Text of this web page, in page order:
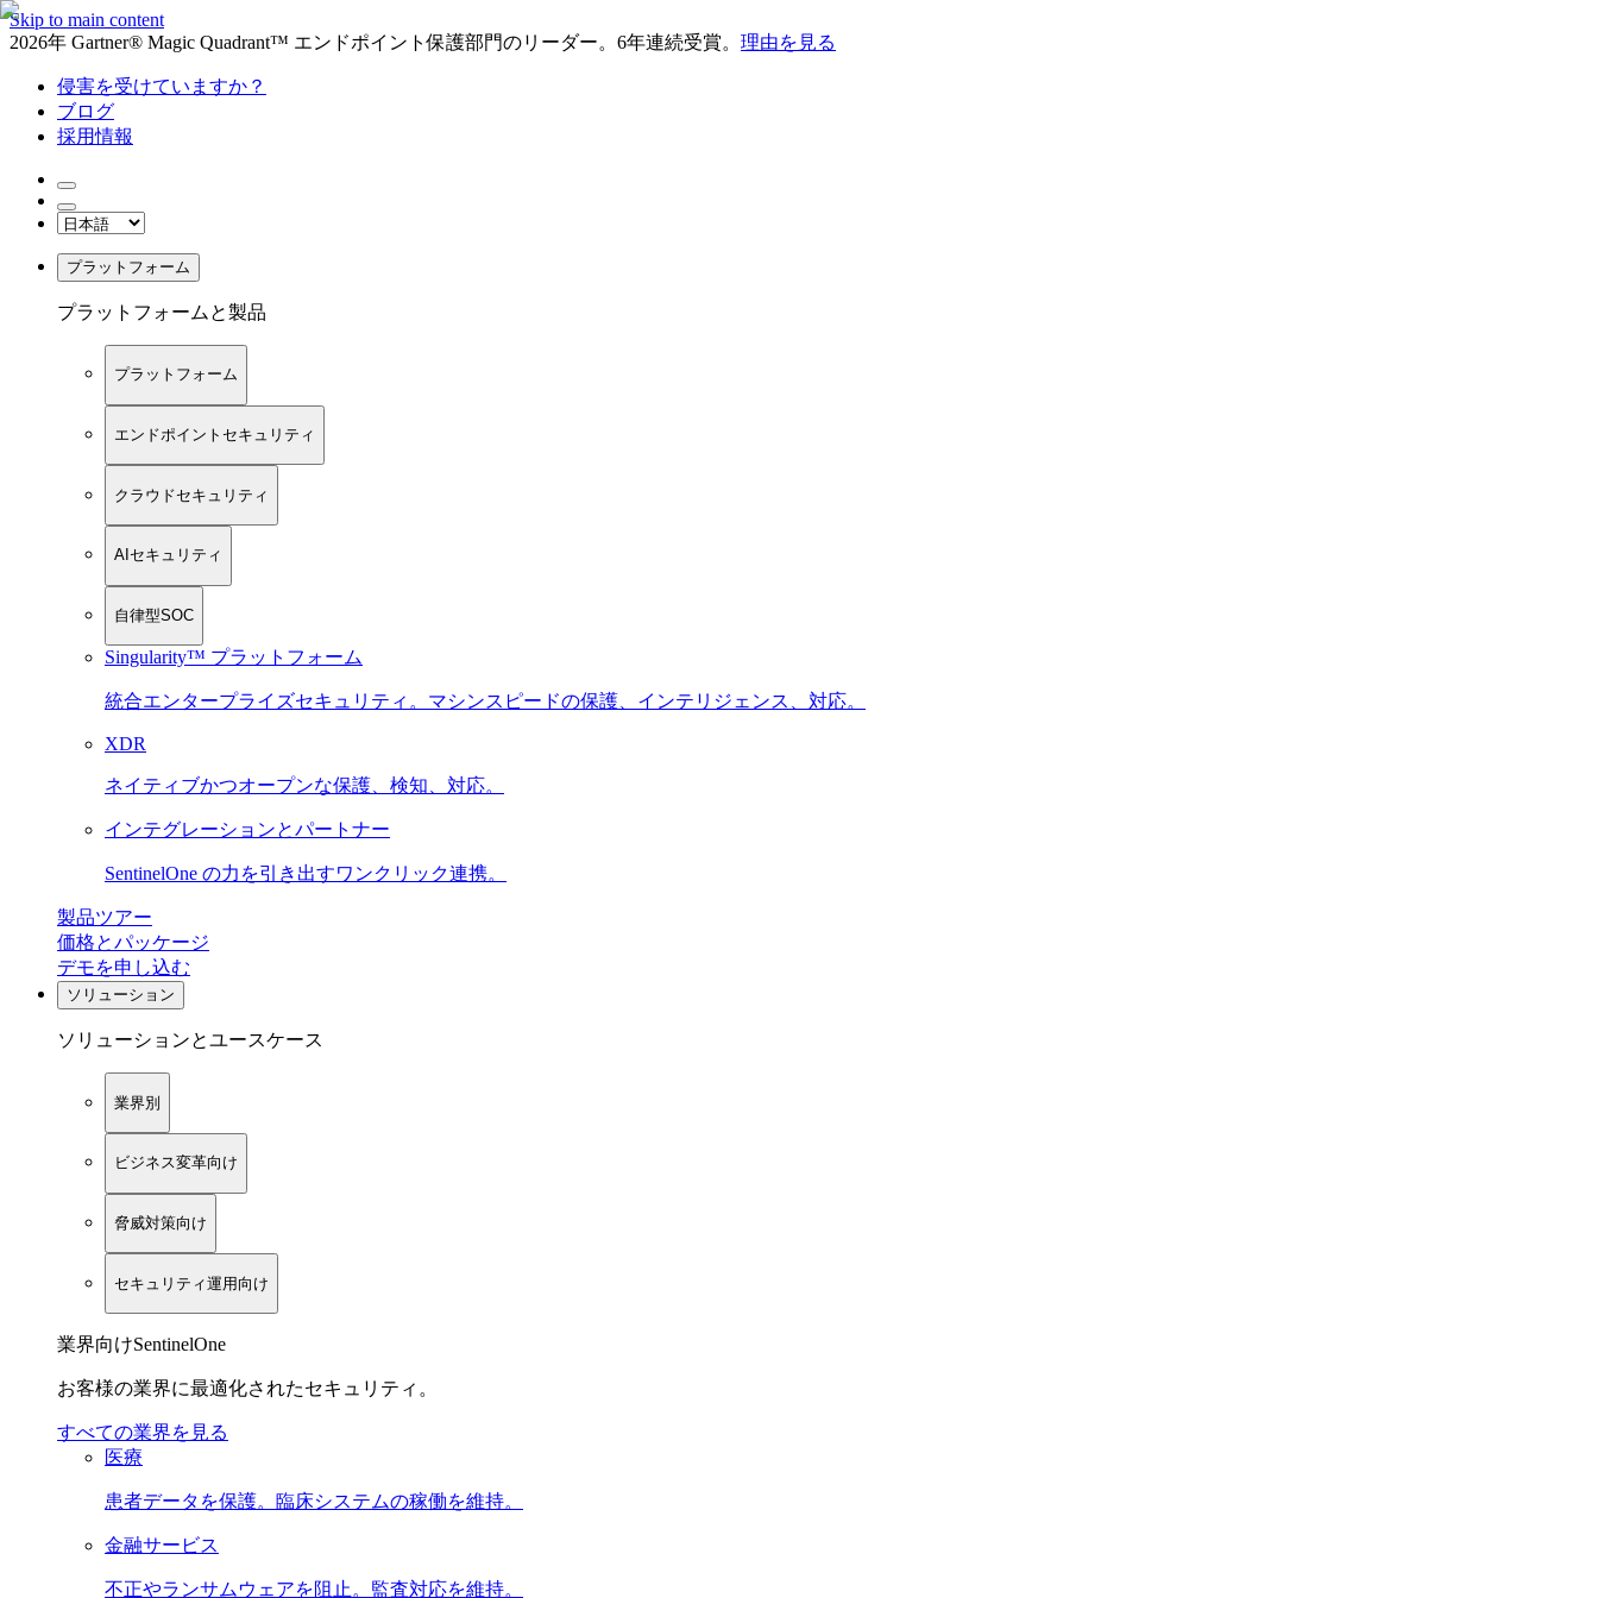
Skip to main content
2026年 Gartner® Magic Quadrant™ エンドポイント保護部門のリーダー。6年連続受賞。 理由を見る
侵害を受けていますか？
ブログ
採用情報
プラットフォーム
プラットフォームと製品
プラットフォーム
エンドポイントセキュリティ
クラウドセキュリティ
AIセキュリティ
自律型SOC
Singularity™ プラットフォーム
統合エンタープライズセキュリティ。マシンスピードの保護、インテリジェンス、対応。
XDR
ネイティブかつオープンな保護、検知、対応。
インテグレーションとパートナー
SentinelOne の力を引き出すワンクリック連携。
製品ツアー
価格とパッケージ
デモを申し込む
ソリューション
ソリューションとユースケース
業界別
ビジネス変革向け
脅威対策向け
セキュリティ運用向け
業界向けSentinelOne
お客様の業界に最適化されたセキュリティ。
すべての業界を見る
医療
患者データを保護。臨床システムの稼働を維持。
金融サービス
不正やランサムウェアを阻止。監査対応を維持。